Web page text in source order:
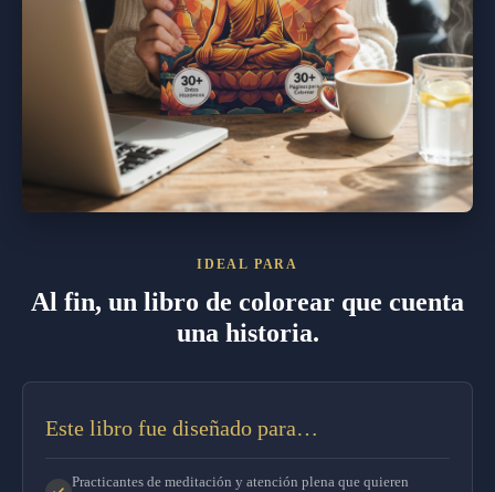
IDEAL PARA
Al fin, un libro de colorear que cuenta
una historia.
Este libro fue diseñado para…
Practicantes de meditación y atención plena que quieren